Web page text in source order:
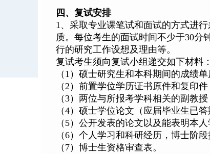
四、复试安排
1、采取专业课笔试和面试的方式进
质。每位考生的面试时间不少于30
行的研究工作设想及理由等。
复试考生须向复试小组递交如下材料：
（1）硕士研究生和本科期间的成绩单
（2）前置学位学历证书原件和复印件
（3）两位与所报考学科相关的副教
（4）硕士学位论文（应届毕业生已
（5）公开发表的论文以及能表明本
（6）个人学习和科研经历，博士阶
（7）博士生资格审查表。